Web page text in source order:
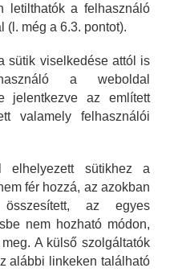
letilthatók a felhasználó
(l. még a 6.3. pontot).
sütik viselkedése attól is
a weboldal
jelentkezve az említett
valamely felhasználói
elhelyezett sütikhez a
fér hozzá, az azokban
az egyes
nem hozható módon,
A külső szolgáltatók
alábbi linkeken található